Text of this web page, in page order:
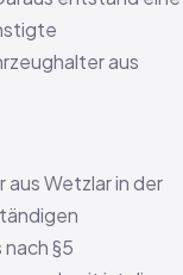
aus
Wetzlar in der
§5